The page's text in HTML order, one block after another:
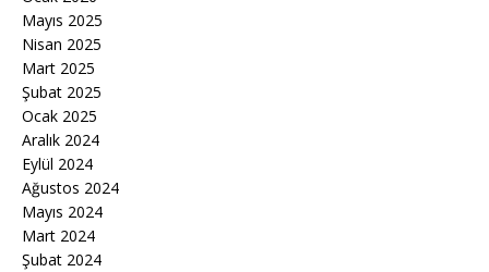
Mayıs 2025
Nisan 2025
Mart 2025
Şubat 2025
Ocak 2025
Aralık 2024
Eylül 2024
Ağustos 2024
Mayıs 2024
Mart 2024
Şubat 2024